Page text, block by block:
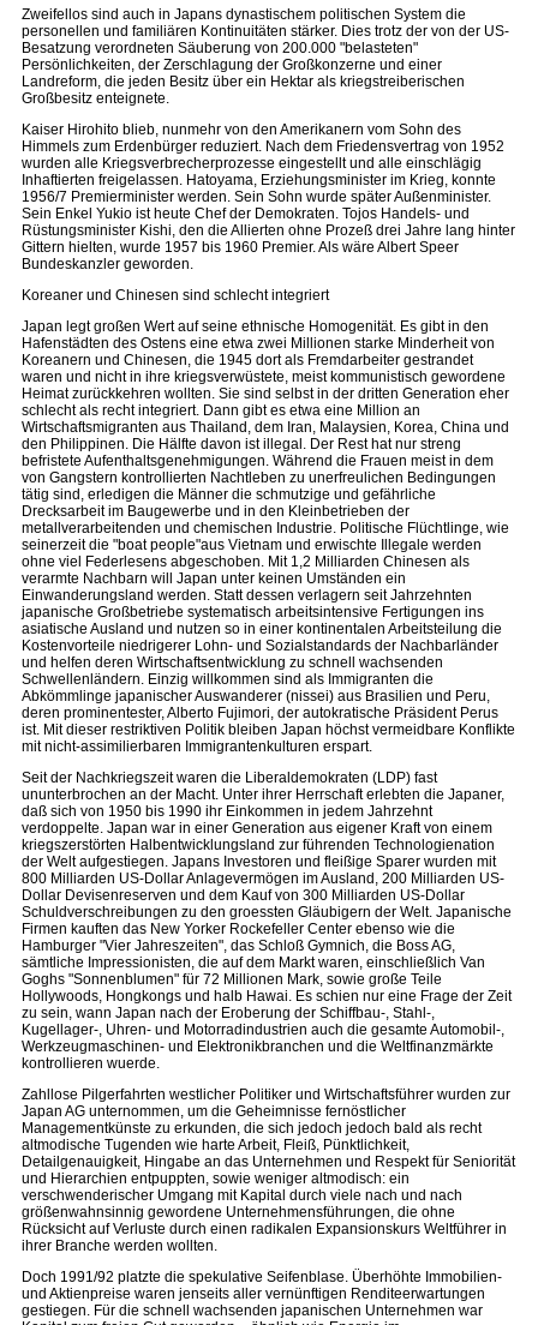
Zweifellos sind auch in Japans dynastischem politischen System die
personellen und familiären Kontinuitäten stärker. Dies trotz der von der US-
Besatzung verordneten Säuberung von 200.000 "belasteten"
Persönlichkeiten, der Zerschlagung der Großkonzerne und einer
Landreform, die jeden Besitz über ein Hektar als kriegstreiberischen
Großbesitz enteignete.
Kaiser Hirohito blieb, nunmehr von den Amerikanern vom Sohn des
Himmels zum Erdenbürger reduziert. Nach dem Friedensvertrag von 1952
wurden alle Kriegsverbrecherprozesse eingestellt und alle einschlägig
Inhaftierten freigelassen. Hatoyama, Erziehungsminister im Krieg, konnte
1956/7 Premierminister werden. Sein Sohn wurde später Außenminister.
Sein Enkel Yukio ist heute Chef der Demokraten. Tojos Handels- und
Rüstungsminister Kishi, den die Allierten ohne Prozeß drei Jahre lang hinter
Gittern hielten, wurde 1957 bis 1960 Premier. Als wäre Albert Speer
Bundeskanzler geworden.
Koreaner und Chinesen sind schlecht integriert
Japan legt großen Wert auf seine ethnische Homogenität. Es gibt in den
Hafenstädten des Ostens eine etwa zwei Millionen starke Minderheit von
Koreanern und Chinesen, die 1945 dort als Fremdarbeiter gestrandet
waren und nicht in ihre kriegsverwüstete, meist kommunistisch gewordene
Heimat zurückkehren wollten. Sie sind selbst in der dritten Generation eher
schlecht als recht integriert. Dann gibt es etwa eine Million an
Wirtschaftsmigranten aus Thailand, dem Iran, Malaysien, Korea, China und
den Philippinen. Die Hälfte davon ist illegal. Der Rest hat nur streng
befristete Aufenthaltsgenehmigungen. Während die Frauen meist in dem
von Gangstern kontrollierten Nachtleben zu unerfreulichen Bedingungen
tätig sind, erledigen die Männer die schmutzige und gefährliche
Drecksarbeit im Baugewerbe und in den Kleinbetrieben der
metallverarbeitenden und chemischen Industrie. Politische Flüchtlinge, wie
seinerzeit die "boat people"aus Vietnam und erwischte Illegale werden
ohne viel Federlesens abgeschoben. Mit 1,2 Milliarden Chinesen als
verarmte Nachbarn will Japan unter keinen Umständen ein
Einwanderungsland werden. Statt dessen verlagern seit Jahrzehnten
japanische Großbetriebe systematisch arbeitsintensive Fertigungen ins
asiatische Ausland und nutzen so in einer kontinentalen Arbeitsteilung die
Kostenvorteile niedrigerer Lohn- und Sozialstandards der Nachbarländer
und helfen deren Wirtschaftsentwicklung zu schnell wachsenden
Schwellenländern. Einzig willkommen sind als Immigranten die
Abkömmlinge japanischer Auswanderer (nissei) aus Brasilien und Peru,
deren prominentester, Alberto Fujimori, der autokratische Präsident Perus
ist. Mit dieser restriktiven Politik bleiben Japan höchst vermeidbare Konflikte
mit nicht-assimilierbaren Immigrantenkulturen erspart.
Seit der Nachkriegszeit waren die Liberaldemokraten (LDP) fast
ununterbrochen an der Macht. Unter ihrer Herrschaft erlebten die Japaner,
daß sich von 1950 bis 1990 ihr Einkommen in jedem Jahrzehnt
verdoppelte. Japan war in einer Generation aus eigener Kraft von einem
kriegszerstörten Halbentwicklungsland zur führenden Technologienation
der Welt aufgestiegen. Japans Investoren und fleißige Sparer wurden mit
800 Milliarden US-Dollar Anlagevermögen im Ausland, 200 Milliarden US-
Dollar Devisenreserven und dem Kauf von 300 Milliarden US-Dollar
Schuldverschreibungen zu den groessten Gläubigern der Welt. Japanische
Firmen kauften das New Yorker Rockefeller Center ebenso wie die
Hamburger "Vier Jahreszeiten", das Schloß Gymnich, die Boss AG,
sämtliche Impressionisten, die auf dem Markt waren, einschließlich Van
Goghs "Sonnenblumen" für 72 Millionen Mark, sowie große Teile
Hollywoods, Hongkongs und halb Hawai. Es schien nur eine Frage der Zeit
zu sein, wann Japan nach der Eroberung der Schiffbau-, Stahl-,
Kugellager-, Uhren- und Motorradindustrien auch die gesamte Automobil-,
Werkzeugmaschinen- und Elektronikbranchen und die Weltfinanzmärkte
kontrollieren wuerde.
Zahllose Pilgerfahrten westlicher Politiker und Wirtschaftsführer wurden zur
Japan AG unternommen, um die Geheimnisse fernöstlicher
Managementkünste zu erkunden, die sich jedoch jedoch bald als recht
altmodische Tugenden wie harte Arbeit, Fleiß, Pünktlichkeit,
Detailgenauigkeit, Hingabe an das Unternehmen und Respekt für Seniorität
und Hierarchien entpuppten, sowie weniger altmodisch: ein
verschwenderischer Umgang mit Kapital durch viele nach und nach
größenwahnsinnig gewordene Unternehmensführungen, die ohne
Rücksicht auf Verluste durch einen radikalen Expansionskurs Weltführer in
ihrer Branche werden wollten.
Doch 1991/92 platzte die spekulative Seifenblase. Überhöhte Immobilien-
und Aktienpreise waren jenseits aller vernünftigen Renditeerwartungen
gestiegen. Für die schnell wachsenden japanischen Unternehmen war